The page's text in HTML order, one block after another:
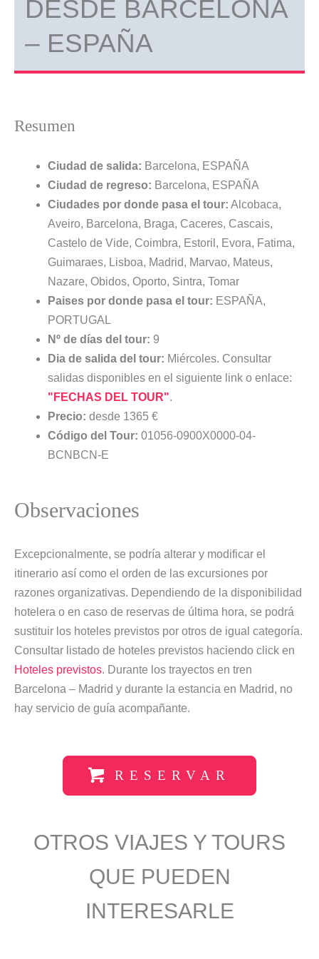
DESDE BARCELONA
– ESPAÑA
Resumen
Ciudad de salida: Barcelona, ESPAÑA
Ciudad de regreso: Barcelona, ESPAÑA
Ciudades por donde pasa el tour: Alcobaca,
Aveiro, Barcelona, Braga, Caceres, Cascais,
Castelo de Vide, Coimbra, Estoril, Evora, Fatima,
Guimaraes, Lisboa, Madrid, Marvao, Mateus,
Nazare, Obidos, Oporto, Sintra, Tomar
Paises por donde pasa el tour: ESPAÑA,
PORTUGAL
Nº de días del tour: 9
Dia de salida del tour: Miércoles. Consultar
salidas disponibles en el siguiente link o enlace:
"FECHAS DEL TOUR".
Precio: desde 1365 €
Código del Tour: 01056-0900X0000-04-
BCNBCN-E
Observaciones
Excepcionalmente, se podría alterar y modificar el
itinerario así como el orden de las excursiones por
razones organizativas. Dependiendo de la disponibilidad
hotelera o en caso de reservas de última hora, se podrá
sustituir los hoteles previstos por otros de igual categoría.
Consultar listado de hoteles previstos haciendo click en
Hoteles previstos. Durante los trayectos en tren
Barcelona – Madrid y durante la estancia en Madrid, no
hay servicio de guía acompañante.
RESERVAR
OTROS VIAJES Y TOURS
QUE PUEDEN
INTERESARLE